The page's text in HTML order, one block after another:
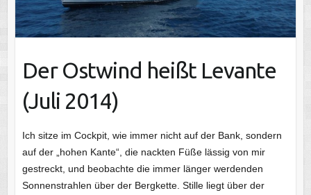
Der Ostwind heißt Levante
(Juli 2014)
Ich sitze im Cockpit, wie immer nicht auf der Bank, sondern
auf der „hohen Kante“, die nackten Füße lässig von mir
gestreckt, und beobachte die immer länger werdenden
Sonnenstrahlen über der Bergkette. Stille liegt über der